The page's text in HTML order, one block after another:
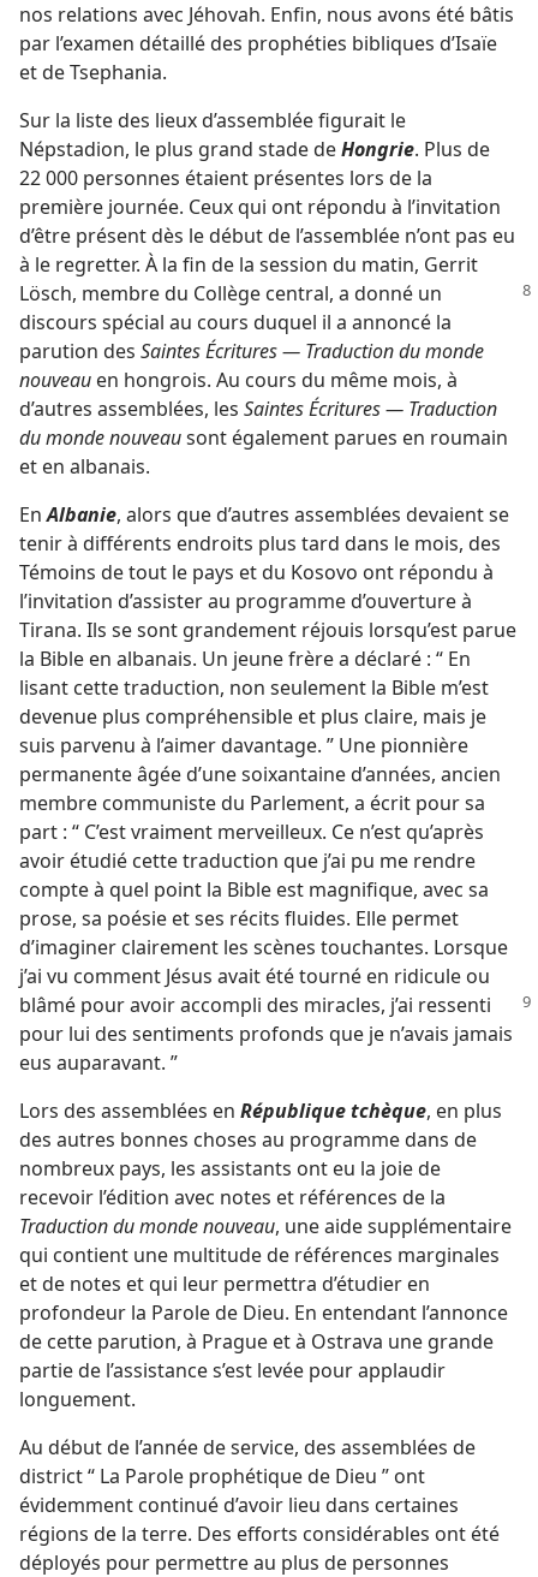
nos relations avec Jéhovah. Enfin, nous avons été bâtis
par l’examen détaillé des prophéties bibliques d’Isaïe
et de Tsephania.
Sur la liste des lieux d’assemblée figurait le
Népstadion, le plus grand stade deHongrie. Plus de
22 000 personnes étaient présentes lors de la
première journée. Ceux qui ont répondu à l’invitation
d’être présent dès le début de l’assemblée n’ont pas eu
à le regretter. À la fin de la session du matin, Gerrit
Lösch, membre du Collège central, a donné un
discours spécial au cours duquel il a annoncé la
parution des Saintes Écritures — Traduction du monde
nouveau en hongrois. Au cours du même mois, à
d’autres assemblées, les Saintes Écritures — Traduction
du monde nouveausont également parues en roumain
et en albanais.
EnAlbanie, alors que d’autres assemblées devaient se
tenir à différents endroits plus tard dans le mois, des
Témoins de tout le pays et du Kosovo ont répondu à
l’invitation d’assister au programme d’ouverture à
Tirana. Ils se sont grandement réjouis lorsqu’est parue
la Bible en albanais. Un jeune frère a déclaré : “ En
lisant cette traduction, non seulement la Bible m’est
devenue plus compréhensible et plus claire, mais je
suis parvenu à l’aimer davantage. ” Une pionnière
permanente âgée d’une soixantaine d’années, ancien
membre communiste du Parlement, a écrit pour sa
part : “ C’est vraiment merveilleux. Ce n’est qu’après
avoir étudié cette traduction que j’ai pu me rendre
compte à quel point la Bible est magnifique, avec sa
prose, sa poésie et ses récits fluides. Elle permet
d’imaginer clairement les scènes touchantes. Lorsque
j’ai vu comment Jésus avait été tourné en ridicule ou
blâmé pour avoir accompli des miracles, j’ai ressenti
pour lui des sentiments profonds que je n’avais jamais
eus auparavant. ”
Lors des assemblées en République tchèque, en plus
des autres bonnes choses au programme dans de
nombreux pays, les assistants ont eu la joie de
recevoir l’édition avec notes et références de la
Traduction du monde nouveau, une aide supplémentaire
qui contient une multitude de références marginales
et de notes et qui leur permettra d’étudier en
profondeur la Parole de Dieu. En entendant l’annonce
de cette parution, à Prague et à Ostrava une grande
partie de l’assistance s’est levée pour applaudir
longuement.
Au début de l’année de service, des assemblées de
district “ La Parole prophétique de Dieu ” ont
évidemment continué d’avoir lieu dans certaines
régions de la terre. Des efforts considérables ont été
déployés pour permettre au plus de personnes